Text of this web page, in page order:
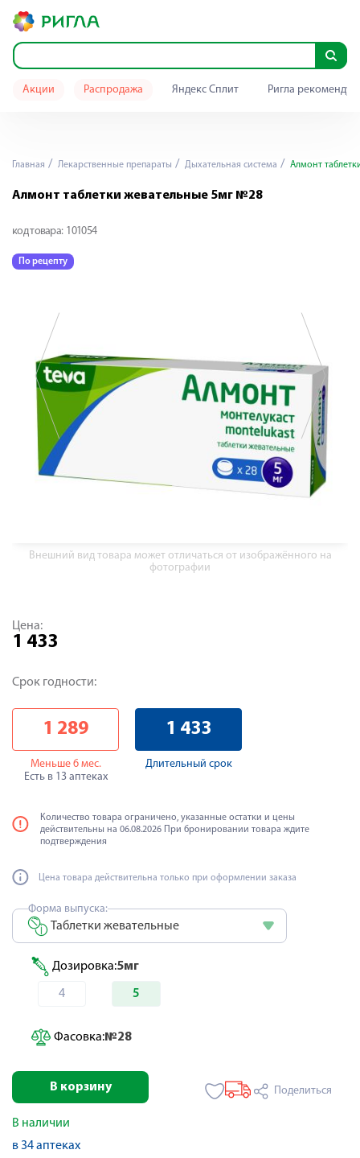
Акции Распродажа Яндекс Сплит Ригла
Главная Лекарственные препараты Дыхательная система Алмонт
Алмонт таблетки жевательные 5мг №28
код товара: 101054
По рецепту
Внешний вид товара может отличаться от изображённого на
фотографии
Цена:
1 433
Срок годности:
1 289
Меньше 6 мес.
Есть в 13 аптеках
1 433
Длительный срок
Количество товара ограничено, указанные остатки и цены
действительны на 06.08.2026 При бронировании товара ждите
подтверждения
Цена товара действительна только при оформлении заказа
Форма выпуска:
Таблетки жевательные
Дозировка:5мг
4 5
Фасовка:№28
В корзину Поделиться
В наличии
в 34 аптеках